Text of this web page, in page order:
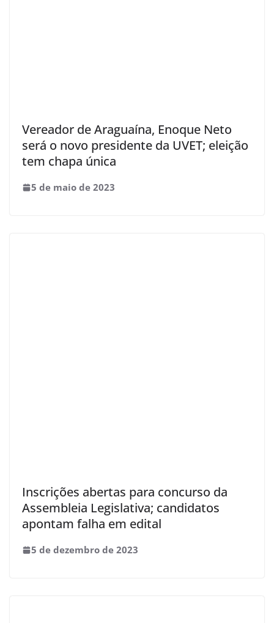
Vereador de Araguaína, Enoque Neto
será o novo presidente da UVET; eleição
tem chapa única
5 de maio de 2023
Inscrições abertas para concurso da
Assembleia Legislativa; candidatos
apontam falha em edital
5 de dezembro de 2023